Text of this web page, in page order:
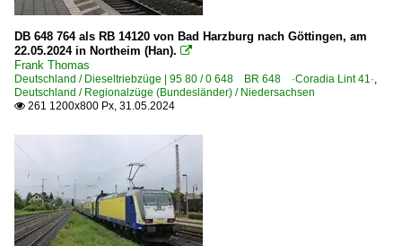
DB 648 764 als RB 14120 von Bad Harzburg nach Göttingen, am
22.05.2024 in Northeim (Han). 
Frank Thomas
Deutschland / Dieseltriebzüge | 95 80 / 0 648 BR 648 ·Coradia Lint 41·,
Deutschland / Regionalzüge (Bundesländer) / Niedersachsen
 261 1200x800 Px, 31.05.2024